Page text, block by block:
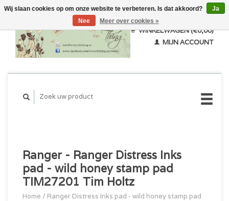
WINKELWAGEN (€0,00)
MIJN ACCOUNT
Ranger - Ranger Distress Inks
pad - wild honey stamp pad
TIM27201 Tim Holtz
Home / Ranger Distress Inks pad - wild honey stamp pad
Wij slaan cookies op om onze website te verbeteren. Is dat akkoord?
Ja
Nee
Meer over cookies »